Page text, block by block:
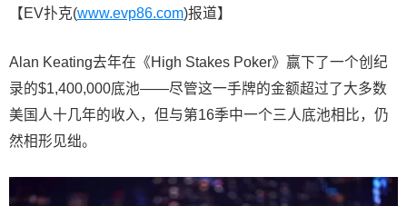
【EV扑克(www.evp86.com)报道】
Alan Keating去年在《High Stakes Poker》赢下了一个创纪
录的$1,400,000底池——尽管这一手牌的金额超过了大多数
美国人十几年的收入，但与第16季中一个三人底池相比，仍
然相形见绌。